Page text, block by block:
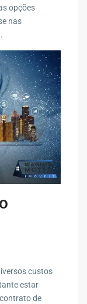
opções
nas
custos
estar
de